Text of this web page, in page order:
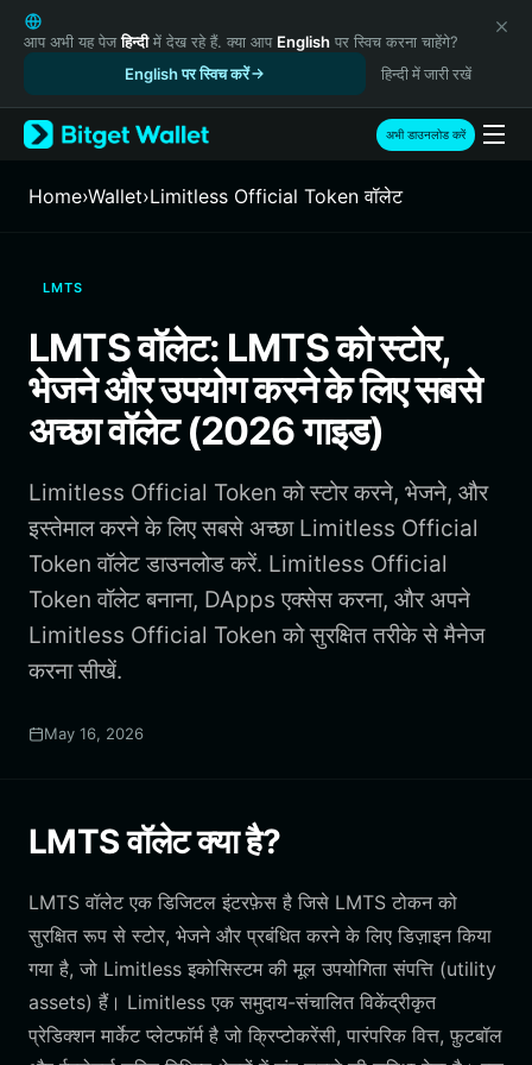
English
日本語
Русский
Español (Latinoamérica)
Türkçe
Italiano
繁體中文
Português (Portugal)
Bahasa Indonesia
ภาษาไทย
Português (Brasil)
Español (Argentina)
आप अभी यह पेजहिन्दीमें देख रहे हैं. क्या आप English पर स्विच करना चाहेंगे?
English पर स्विच करें
हिन्दी में जारी रखें
अभी डाउनलोड करें
Home›Wallet›Limitless Official Token वॉलेट
LMTS
LMTS वॉलेट: LMTS को स्टोर,
भेजने और उपयोग करने के लिए सबसे
अच्छा वॉलेट (2026 गाइड)
Limitless Official Token को स्टोर करने, भेजने, और
इस्तेमाल करने के लिए सबसे अच्छा Limitless Official
Token वॉलेट डाउनलोड करें. Limitless Official
Token वॉलेट बनाना, DApps एक्सेस करना, और अपने
Limitless Official Token को सुरक्षित तरीके से मैनेज
करना सीखें.
May 16, 2026
LMTS वॉलेट क्या है?
LMTS वॉलेट एक डिजिटल इंटरफ़ेस है जिसे LMTS टोकन को
सुरक्षित रूप से स्टोर, भेजने और प्रबंधित करने के लिए डिज़ाइन किया
गया है, जो Limitless इकोसिस्टम की मूल उपयोगिता संपत्ति (utility
assets) हैं। Limitless एक समुदाय-संचालित विकेंद्रीकृत
प्रेडिक्शन मार्केट प्लेटफॉर्म है जो क्रिप्टोकरेंसी, पारंपरिक वित्त, फ़ुटबॉल